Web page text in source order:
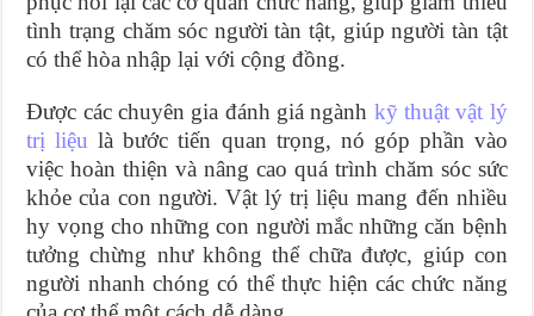
tình trạng chăm sóc người tàn tật, giúp người tàn tật
có thể hòa nhập lại với cộng đồng.
Được các chuyên gia đánh giá ngành kỹ thuật vật lý
trị liệu là bước tiến quan trọng, nó góp phần vào
việc hoàn thiện và nâng cao quá trình chăm sóc sức
khỏe của con người. Vật lý trị liệu mang đến nhiều
hy vọng cho những con người mắc những căn bệnh
tưởng chừng như không thể chữa được, giúp con
người nhanh chóng có thể thực hiện các chức năng